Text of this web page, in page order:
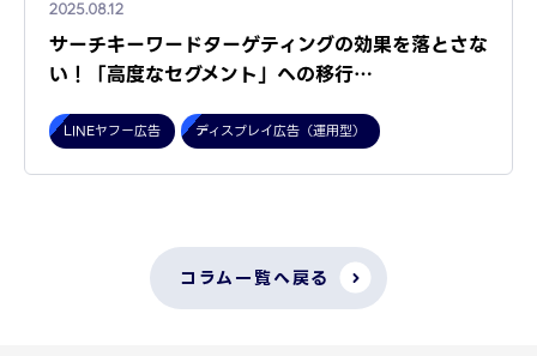
2025.08.12
サーチキーワードターゲティングの効果を落とさな
い！「高度なセグメント」への移行…
LINEヤフー広告 ディスプレイ広告（運用型）
コラム一覧へ戻る